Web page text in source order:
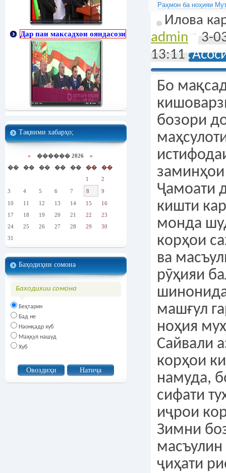
Дар паи максадхои ояндасози
Тақвими хабарҳо;
« ������ 2026 »
��
�� �� �� �� ��
��
1
2
3
4 5 6 7 8
9
10
11 12 13 14 15
16
17
18 19 20 21 22
23
24
25 26 27 28 29
30
31
Баҳодиҳии сомона
Баходихии сомона
Беҳтарин
Бад не
Наонқадр хуб
Маҳқул нашуд
Хуб
Раҳмон ба ноҳияи
Илова
admin
3-
13:11
Бо
бозори
Ҷамоати
кишти
монда
корҳои
ва
рӯҳияи
машғул
ноҳия
Сайвали
корҳои
намуда,
сифати
иҷрои
Зимни
ҷиҳати